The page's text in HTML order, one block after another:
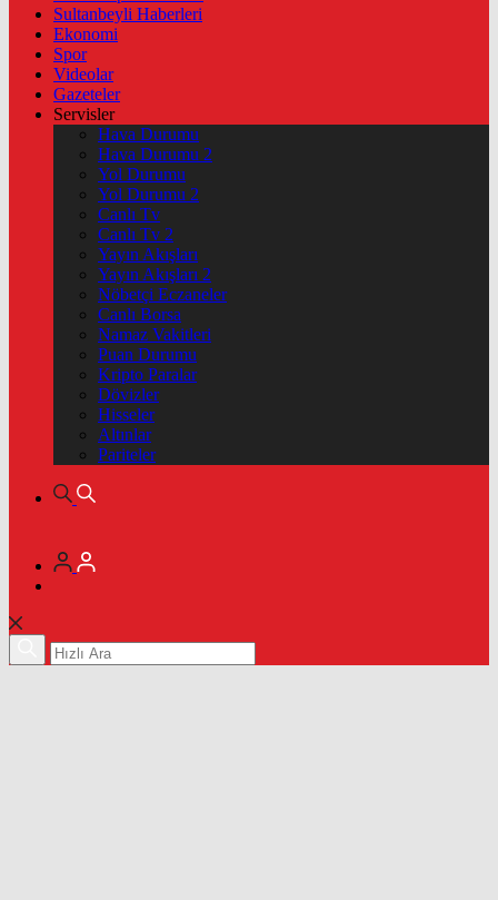
Sultanbeyli Haberleri
Ekonomi
Spor
Videolar
Gazeteler
Servisler
Hava Durumu
Hava Durumu 2
Yol Durumu
Yol Durumu 2
Canlı Tv
Canlı Tv 2
Yayın Akışları
Yayın Akışları 2
Nöbetçi Eczaneler
Canlı Borsa
Namaz Vakitleri
Puan Durumu
Kripto Paralar
Dövizler
Hisseler
Altınlar
Pariteler